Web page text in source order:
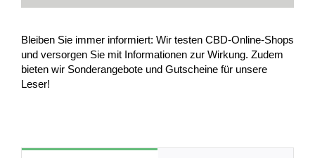
Bleiben Sie immer informiert: Wir testen CBD-Online-Shops
und versorgen Sie mit Informationen zur Wirkung. Zudem
bieten wir Sonderangebote und Gutscheine für unsere
Leser!